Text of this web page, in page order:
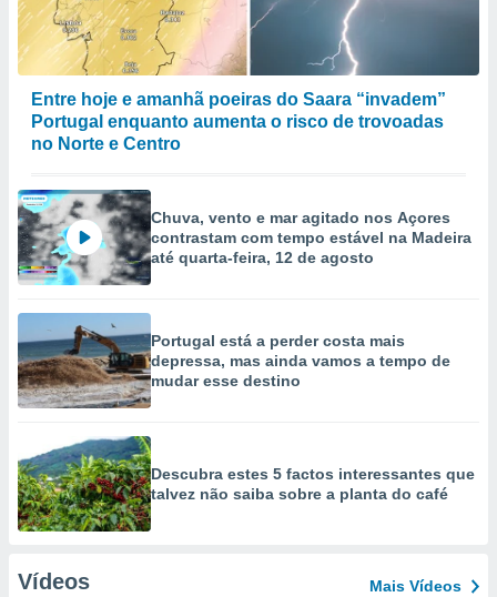
Entre hoje e amanhã poeiras do Saara “invadem”
Portugal enquanto aumenta o risco de trovoadas
no Norte e Centro
Chuva, vento e mar agitado nos Açores
contrastam com tempo estável na Madeira
até quarta-feira, 12 de agosto
Portugal está a perder costa mais
depressa, mas ainda vamos a tempo de
mudar esse destino
Descubra estes 5 factos interessantes que
talvez não saiba sobre a planta do café
Vídeos Mais Vídeos